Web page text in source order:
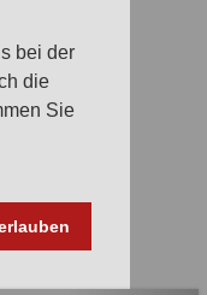
bei der
die
Sie